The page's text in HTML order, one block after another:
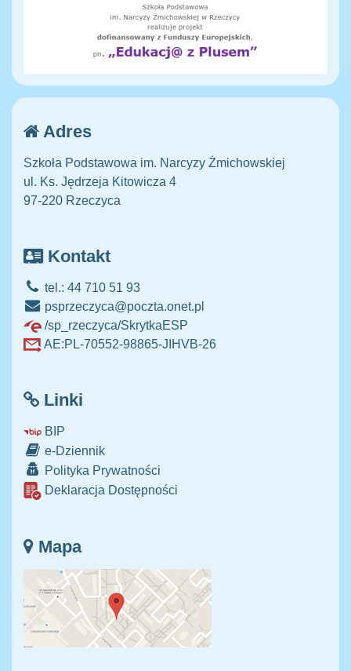
Adres
Szkoła Podstawowa im. Narcyzy Żmichowskiej
ul. Ks. Jędrzeja Kitowicza 4
97-220 Rzeczyca
Kontakt
tel.: 44 710 51 93
psprzeczyca@poczta.onet.pl
/sp_rzeczyca/SkrytkaESP
AE:PL-70552-98865-JIHVB-26
Linki
BIP
e-Dziennik
Polityka Prywatności
Deklaracja Dostępności
Mapa